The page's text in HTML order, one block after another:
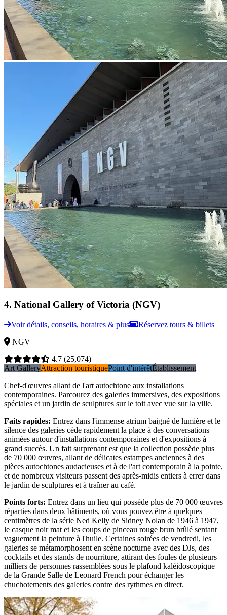
4. National Gallery of Victoria (NGV)
Voir détails, conseils, horaires & plus
Réservez tours & billets
NGV
4.7 (25,074)
Art GalleryAttraction touristiquePoint d'intérêtÉtablissement
Chef-d'œuvres allant de l'art autochtone aux installations
contemporaines. Parcourez des galeries immersives, des expositions
spéciales et un jardin de sculptures sur le toit avec vue sur la ville.
Faits rapides: Entrez dans l'immense atrium baigné de lumière et le
silence des galeries cède rapidement la place à des conversations
animées autour d'installations contemporaines et d'expositions à
grand succès. Un fait surprenant est que la collection possède plus
de 70 000 œuvres, allant de délicates estampes anciennes à des
pièces autochtones audacieuses et à de l'art contemporain à la pointe,
et de nombreux visiteurs passent des après-midis entiers à errer dans
le jardin de sculptures et à traîner au café.
Points forts: Entrez dans un lieu qui possède plus de 70 000 œuvres
réparties dans deux bâtiments, où vous pouvez être à quelques
centimètres de la série Ned Kelly de Sidney Nolan de 1946 à 1947,
le casque noir mat et les coups de pinceau rouge brun brûlé sentant
vaguement la peinture à l'huile. Certaines soirées de vendredi, les
galeries se métamorphosent en scène nocturne avec des DJs, des
cocktails et des stands de nourriture, attirant des foules de plusieurs
milliers de personnes rassemblées sous le plafond kaléidoscopique
de la Grande Salle de Leonard French pour échanger les
chuchotements des galeries contre des rythmes en direct.